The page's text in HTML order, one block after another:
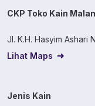
CKP Toko Kain
Jl. K.H. Hasyim Ashari
Lihat Maps
Jenis Kain